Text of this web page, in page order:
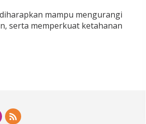
mampu mengurangi
serta memperkuat ketahanan